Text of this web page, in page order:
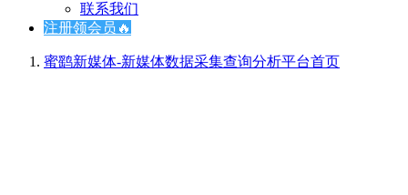
联系我们
注册领会员🔥
蜜鹞新媒体-新媒体数据采集查询分析平台首页